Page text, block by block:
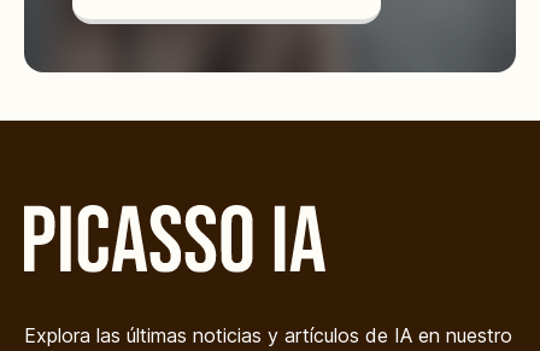
Explora las últimas noticias y artículos de IA en nuestro